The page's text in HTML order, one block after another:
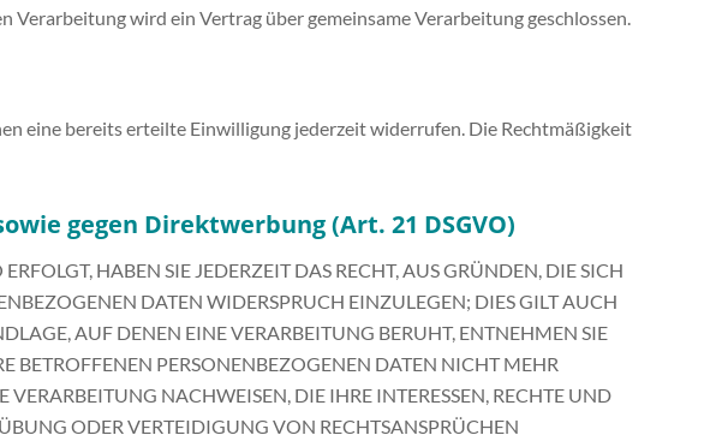
wird ein Vertrag über gemeinsame Verarbeitung geschlossen.
eine bereits erteilte Einwilligung jederzeit widerrufen. Die Rechtmäßigkeit
gegen Direktwerbung (Art. 21 DSGVO)
HABEN SIE JEDERZEIT DAS RECHT, AUS GRÜNDEN, DIE SICH
DATEN WIDERSPRUCH EINZULEGEN; DIES GILT AUCH
AUF DENEN EINE VERARBEITUNG BERUHT, ENTNEHMEN SIE
BETROFFENEN PERSONENBEZOGENEN DATEN NICHT MEHR
NACHWEISEN, DIE IHRE INTERESSEN, RECHTE UND
ODER VERTEIDIGUNG VON RECHTSANSPRÜCHEN